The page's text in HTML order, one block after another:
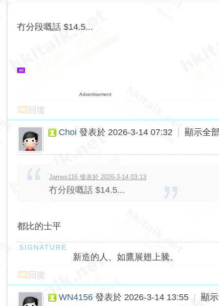
冇分段嘅話 $14.5...
Advertisement
回復
Choi 發表於 2026-3-14 07:32 顯示全
James116 發表於 2026-3-14 03:13
冇分段嘅話 $14.5...
都比的士平
新造的人、如鷹展翅上騰。
回復
WN4156 發表於 2026-3-14 13:55 顯